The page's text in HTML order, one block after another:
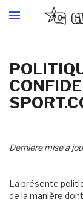
Dernière mise à
La présente
de la manière